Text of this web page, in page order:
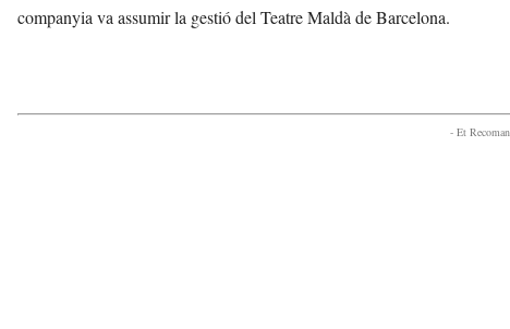
companyia va assumir la gestió del Teatre Maldà de Barcelona.
- Et